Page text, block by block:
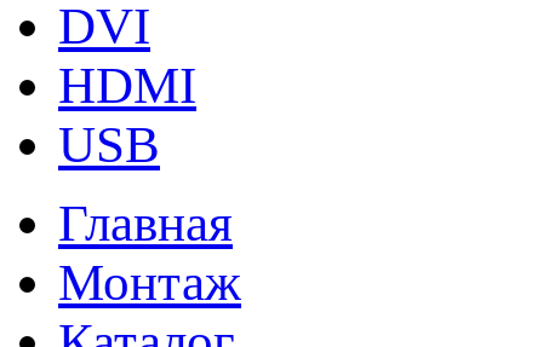
DVI
HDMI
USB
Главная
Монтаж